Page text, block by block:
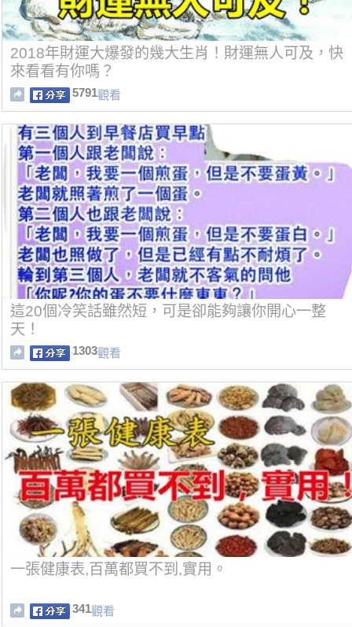
2018年財運大爆發的幾大生肖！財運無人可及，快
來看看有你嗎？
5791觀看
這20個冷笑話雖然短，可是卻能夠讓你開心一整
天！
1303觀看
一張健康表,百萬都買不到,實用。
341觀看